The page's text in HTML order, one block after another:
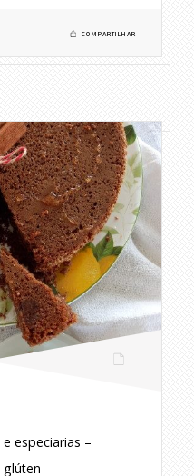
COMPARTILHAR
especiarias –
glúten